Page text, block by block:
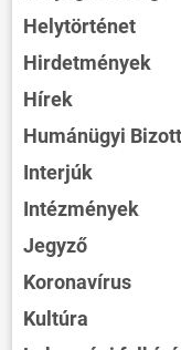
Helytörténet
Hirdetmények
Hírek
Humánügyi
Interjúk
Intézmények
Jegyző
Koronavírus
Kultúra